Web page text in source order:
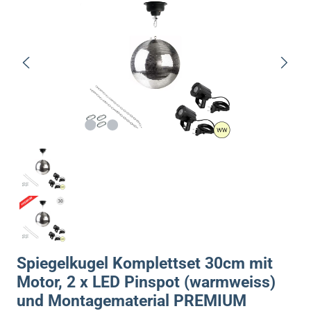
Spiegelkugel Komplettset 30cm mit
Motor, 2 x LED Pinspot (warmweiss)
und Montagematerial PREMIUM